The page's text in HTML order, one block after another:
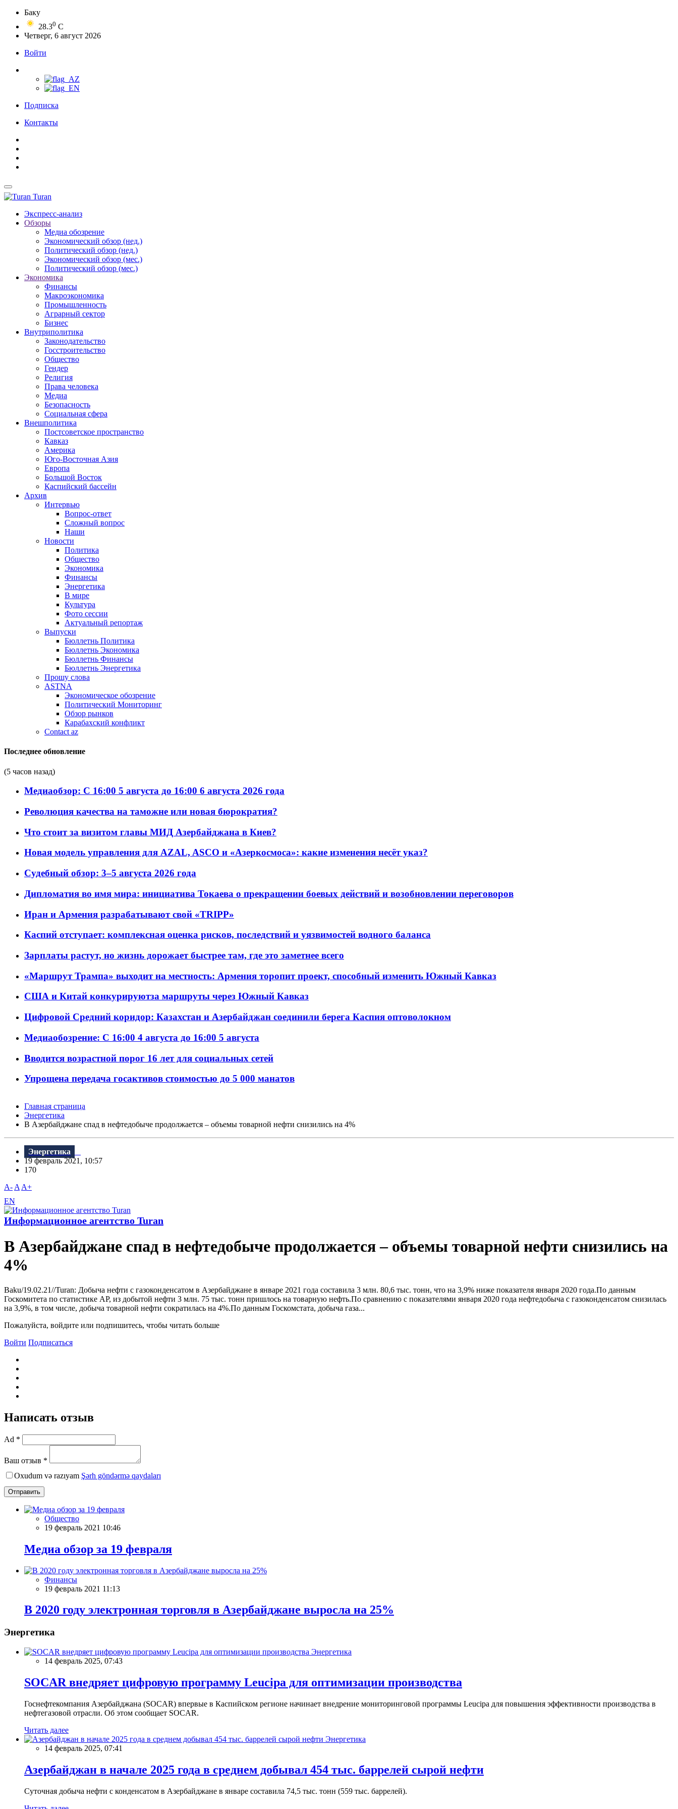
Баку
28.30 C
Четверг, 6 август 2026
Войти
Подписка
Контакты
Turan
Экспресс-анализ
Обзоры
Медиа обозрение
Экономический обзор (нед.)
Политический обзор (нед.)
Экономический обзор (мес.)
Политический обзор (мес.)
Экономика
Финансы
Макроэкономика
Промышленность
Аграрный сектор
Бизнес
Внутриполитика
Законодательство
Госстроительство
Общество
Гендер
Религия
Права человека
Медиа
Безопасность
Социальная сфера
Внешполитика
Постсоветское пространство
Кавказ
Америка
Юго-Восточная Азия
Европа
Большой Восток
Каспийский бассейн
Архив
Интервью
Вопрос-ответ
Сложный вопрос
Наши
Новости
Политика
Общество
Экономика
Финансы
Энергетика
В мире
Культура
Фото сессии
Актуальный репортаж
Выпуски
Бюллетнь Политика
Бюллетнь Экономика
Бюллетнь Финансы
Бюллетнь Энергетика
Прошу слова
ASTNA
Экономическое обозрение
Политический Мониторинг
Обзор рынков
Карабахский конфликт
Contact az
Последнее обновление
(5 часов назад)
Медиаобзор: С 16:00 5 августа до 16:00 6 августа 2026 года
Революция качества на таможне или новая бюрократия?
Что стоит за визитом главы МИД Азербайджана в Киев?
Новая модель управления для AZAL, ASCO и «Азеркосмоса»: какие изменения несёт указ?
Судебный обзор: 3–5 августа 2026 года
Дипломатия во имя мира: инициатива Токаева о прекращении боевых действий и возобновлении переговоров
Иран и Армения разрабатывают свой «TRIPP»
Каспий отступает: комплексная оценка рисков, последствий и уязвимостей водного баланса
Зарплаты растут, но жизнь дорожает быстрее там, где это заметнее всего
«Маршрут Трампа» выходит на местность: Армения торопит проект, способный изменить Южный Кавказ
США и Китай конкурируютза маршруты через Южный Кавказ
Цифровой Средний коридор: Казахстан и Азербайджан соединили берега Каспия оптоволокном
Медиаобозрение: С 16:00 4 августа до 16:00 5 августа
Вводится возрастной порог 16 лет для социальных сетей
Упрощена передача госактивов стоимостью до 5 000 манатов
Главная страница
Энергетика
В Азербайджане спад в нефтедобыче продолжается – объемы товарной нефти снизились на 4%
Энергетика
19 февраль 2021, 10:57
170
A- A A+
EN
Информационное агентство Turan
В Азербайджане спад в нефтедобыче продолжается – объемы товарной нефти снизились на
4%
Baku/19.02.21//Turan: Добыча нефти с газоконденсатом в Азербайджане в январе 2021 года составила 3 млн. 80,6 тыс. тонн, что на 3,9% ниже показателя января 2020 года.По данным
Госкомитета по статистике АР, из добытой нефти 3 млн. 75 тыс. тонн пришлось на товарную нефть.По сравнению с показателями января 2020 года нефтедобыча с газоконденсатом снизилась
на 3,9%, в том числе, добыча товарной нефти сократилась на 4%.По данным Госкомстата, добыча газа...
Пожалуйста, войдите или подпишитесь, чтобы читать больше
Войти Подписаться
Написать отзыв
Ad *
Ваш отзыв *
Oxudum və razıyam Şərh göndərmə qaydaları
Отправить
Общество
19 февраль 2021 10:46
Meдиа обзор за 19 февраля
Финансы
19 февраль 2021 11:13
В 2020 году электронная торговля в Азербайджане выросла на 25%
Энергетика
Энергетика
14 февраль 2025, 07:43
SOCAR внедряет цифровую программу Leucipa для оптимизации производства
Госнефтекомпания Азербайджана (SOCAR) впервые в Каспийском регионе начинает внедрение мониторинговой программы Leucipa для повышения эффективности производства в
нефтегазовой отрасли. Об этом сообщает SOCAR.
Читать далее
Энергетика
14 февраль 2025, 07:41
Азербайджан в начале 2025 года в среднем добывал 454 тыс. баррелей сырой нефти
Суточная добыча нефти с конденсатом в Азербайджане в январе составила 74,5 тыс. тонн (559 тыс. баррелей).